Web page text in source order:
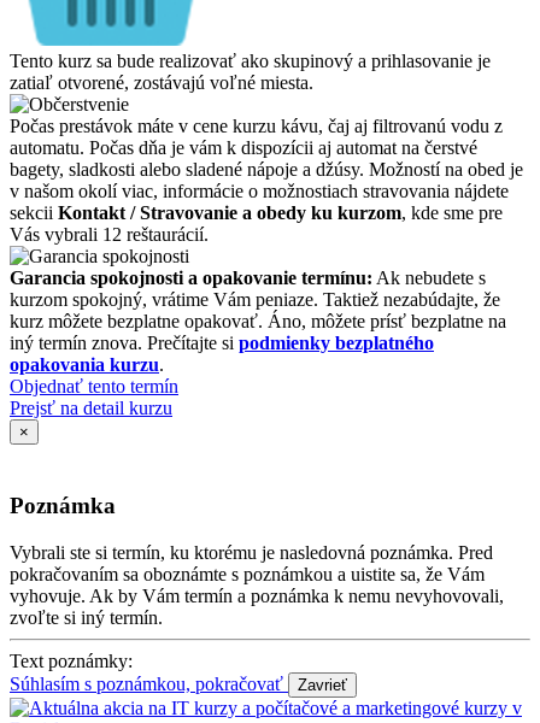
Tento kurz sa bude realizovať ako skupinový a prihlasovanie je
zatiaľ otvorené, zostávajú voľné miesta.
Počas prestávok máte v cene kurzu kávu, čaj aj filtrovanú vodu z
automatu. Počas dňa je vám k dispozícii aj automat na čerstvé
bagety, sladkosti alebo sladené nápoje a džúsy. Možností na obed je
v našom okolí viac, informácie o možnostiach stravovania nájdete
sekcii Kontakt / Stravovanie a obedy ku kurzom, kde sme pre
Vás vybrali 12 reštaurácií.
Garancia spokojnosti a opakovanie termínu: Ak nebudete s
kurzom spokojný, vrátime Vám peniaze. Taktiež nezabúdajte, že
kurz môžete bezplatne opakovať. Áno, môžete prísť bezplatne na
iný termín znova. Prečítajte si podmienky bezplatného
opakovania kurzu.
Objednať tento termín
Prejsť na detail kurzu
×
Poznámka
Vybrali ste si termín, ku ktorému je nasledovná poznámka. Pred
pokračovaním sa oboznámte s poznámkou a uistite sa, že Vám
vyhovuje. Ak by Vám termín a poznámka k nemu nevyhovovali,
zvoľte si iný termín.
Text poznámky:
Súhlasím s poznámkou, pokračovať